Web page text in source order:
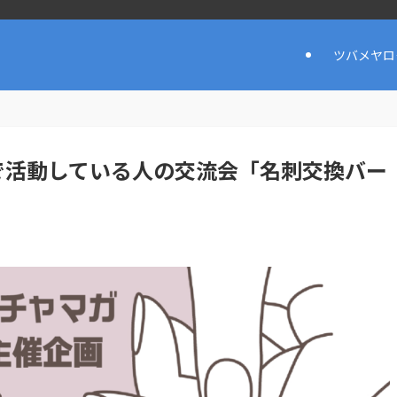
ツバメヤ
動している人の交流会「名刺交換バー